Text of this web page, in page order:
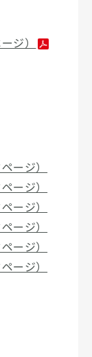
ジ）
ージ）
ージ）
ージ）
ージ）
ージ）
ージ）